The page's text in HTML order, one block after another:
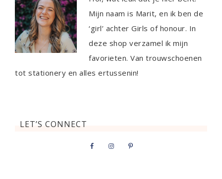
Mijn naam is Marit, en ik ben de
‘girl’ achter Girls of honour. In
deze shop verzamel ik mijn
favorieten. Van trouwschoenen
tot stationery en alles ertussenin!
LET’S CONNECT